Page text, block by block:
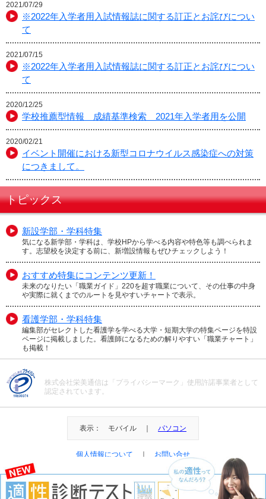
2021/07/29
※2022年入学者用入試情報誌に関する訂正とお詫びについ
て
2021/07/15
※2022年入学者用入試情報誌に関する訂正とお詫びについ
て
2020/12/25
学校推薦型情報 成績基準検索 2021年入学者用を公開
2020/02/21
イベント開催における新型コロナウイルス感染症への対策
につきまして。
トピックス
新設学部・学科特集
気になる新学部・学科は、学校HPから学べる内容や特色等も調べられま
す。志望校を決定する前に、新増設情報もぜひチェックしよう！
おすすめ特集にコンテンツ更新！
未来のなりたい「職業ガイド」220を超す職業について、その仕事の中身
や実際に就くまでのルートを見やすいチャートで表示。
看護学部・学科特集
編集部がセレクトした看護学を学べる大学・短期大学の特集ページを特設
ページに掲載しました。看護師になるための解りやすい「職業チャート」
も掲載！
株式会社栄美通信は「プライバシーマーク」使用許諾事業者として
認定されています。
表示： モバイル ｜ パソコン
個人情報について お問い合せ
＠Eibi Tsushin All Right Reserved.